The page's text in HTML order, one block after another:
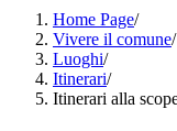
Home Page/
Vivere il comune/
Luoghi/
Itinerari/
Itinerari alla